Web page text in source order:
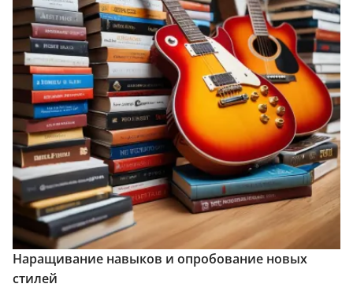
Наращивание навыков и опробование новых
стилей